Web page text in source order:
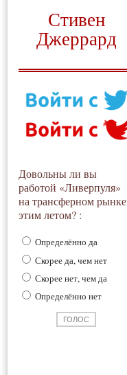
Стивен
Джеррард
Довольны ли вы
работой «Ливерпуля»
на трансферном рынке
этим летом? :
Определённо да
Скорее да, чем нет
Скорее нет, чем да
Определённо нет